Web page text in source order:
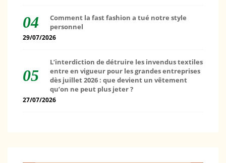
Comment la fast fashion a tué notre style
personnel
29/07/2026
L’interdiction de détruire les invendus textiles
entre en vigueur pour les grandes entreprises
dès juillet 2026 : que devient un vêtement
qu’on ne peut plus jeter ?
27/07/2026